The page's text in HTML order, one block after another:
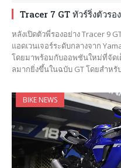
Tracer 7 GT ทัวร์ริ่งตัวร
หลังเปิดตัวพี่รองอย่าง Tracer 9
แอดเวนเจอร์ระดับกลางจาก
โดยมาพร้อมกับออพชันใหม่ที่จัดเ
ลมากยิ่งขึ้นในฉบับ GT โดยสำหรั
BIKE NEWS